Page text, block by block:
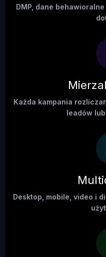
DMP, dane
Każda kampania
leadów
Desktop, mobile, video i